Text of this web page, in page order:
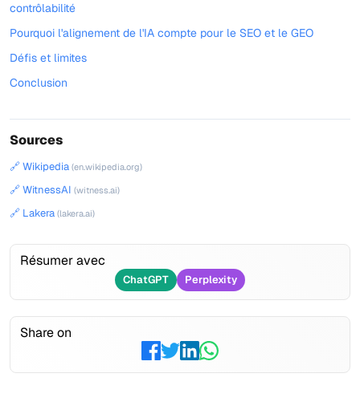
contrôlabilité
Pourquoi l'alignement de l'IA compte pour le SEO et le GEO
Défis et limites
Conclusion
Sources
🔗 Wikipedia (en.wikipedia.org)
🔗 WitnessAI (witness.ai)
🔗 Lakera (lakera.ai)
Résumer avec
ChatGPT Perplexity
Share on